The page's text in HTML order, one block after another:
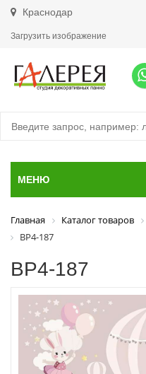
Краснодар
Загрузить изображение
МЕНЮ
Главная Каталог товаров
ВР4-187
ВР4-187